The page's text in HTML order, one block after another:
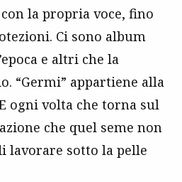
la propria voce, fino
Ci sono album
e altri che la
“Germi” appartiene alla
ogni volta che torna sul
che quel seme non
lavorare sotto la pelle